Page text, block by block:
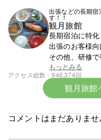
出張などの長期
す！！
観月旅館
長期宿泊に特
出張のお客様
その他、研修で
スポーツ少年団
ます
まずはお電話
もっとみる
アクセス総数 946,374回
観月旅館
コメントはまだありま